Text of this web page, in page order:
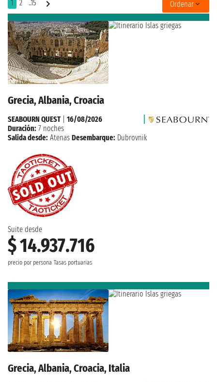
1 2 ..15 Ordenar
Grecia, Albania, Croacia
Suite desde
$ 14.937.716
precio por persona Tasas portuarias
SEABOURN QUEST| 16/08/2026
Duración: 7 noches
Salida desde: Atenas Desembarque: Dubrovnik
Grecia, Albania, Croacia, Italia